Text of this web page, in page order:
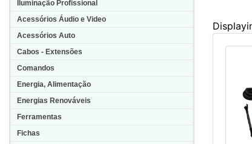
Iluminação Profissional
Acessórios Áudio e Video
Acessórios Auto
Cabos - Extensões
Comandos
Energia, Alimentação
Energias Renováveis
Ferramentas
Fichas